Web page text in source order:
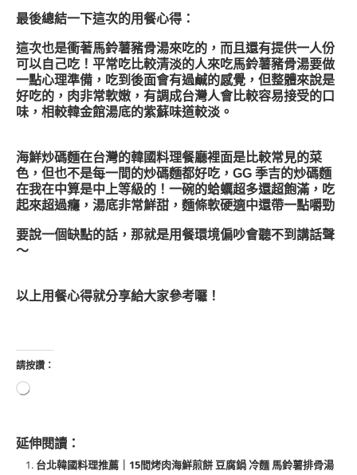
最後總結一下這次的用餐心得：
這次也是衝著馬鈴薯豬骨湯來吃的，而且還有提供一人份
可以自己吃！平常吃比較清淡的人來吃馬鈴薯豬骨湯要做
一點心理準備，吃到後面會有過鹹的感覺，但整體來說是
好吃的，肉非常軟嫩，有調成台灣人會比較容易接受的口
味，相較韓金館湯底的紫蘇味道較淡。
海鮮炒碼麵在台灣的韓國料理餐廳裡面是比較常見的菜
色，但也不是每一間的炒碼麵都好吃，GG 季吉的炒碼麵
在我在中算是中上等級的！一碗的蛤蠣超多還超飽滿，吃
起來超過癮，湯底非常鮮甜，麵條軟硬適中還帶一點嚼勁
要說一個缺點的話，那就是用餐環境偏吵會聽不到講話聲
～
以上用餐心得就分享給大家參考囉！
請按讚：
延伸閱讀：
台北韓國料理推薦｜15間烤肉海鮮煎餅 豆腐鍋 冷麵 馬鈴薯排骨湯